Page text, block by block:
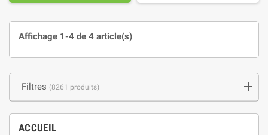
Filtres (8261 produits)
ACCUEIL
Affichage 1-4 de 4 article(s)